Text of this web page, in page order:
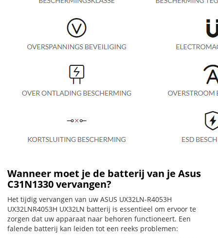
Wanneer moet je de batterij van je Asus
C31N1330 vervangen?
Het tijdig vervangen van uw ASUS UX32LN-R4053H
UX32LNR4053H UX32LN batterij is essentieel om ervoor te
zorgen dat uw apparaat naar behoren functioneert. Een
falende batterij kan leiden tot een reeks problemen: